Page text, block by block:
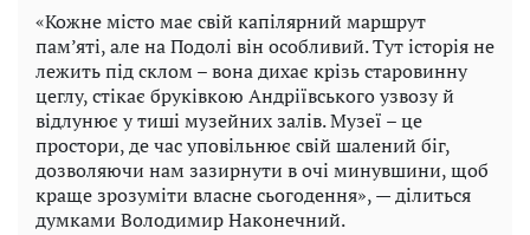
«Кожне місто має свій капілярний маршрут
пам’яті, але на Подолі він особливий. Тут історія не
лежить під склом – вона дихає крізь старовинну
цеглу, стікає бруківкою Андріївського узвозу й
відлунює у тиші музейних залів. Музеї – це
простори, де час уповільнює свій шалений біг,
дозволяючи нам зазирнути в очі минувшини, щоб
краще зрозуміти власне сьогодення», — ділиться
думками Володимир Наконечний.